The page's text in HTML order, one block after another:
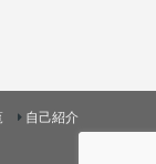
自己紹介